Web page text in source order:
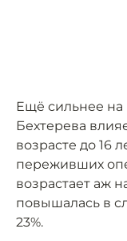
Ещё сильнее
Бехтерева
возрасте до 16
переживших
возрастает аж
повышалась в
23%.